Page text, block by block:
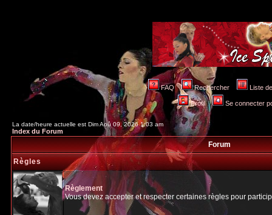
FAQ Rechercher Liste
Profil Se connecter
La date/heure actuelle est Dim Aoû 09, 2026 1:03 am
Index du Forum
Forum
Règles
Règlement
Vous devez accepter et respecter certaines règles pour